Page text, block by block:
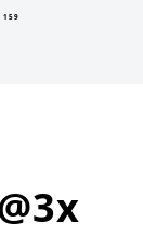
159